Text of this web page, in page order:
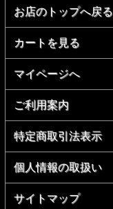
お店のトップへ戻る
カートを見る
マイページへ
ご利用案内
特定商取引法表示
個人情報の取扱い
サイトマップ